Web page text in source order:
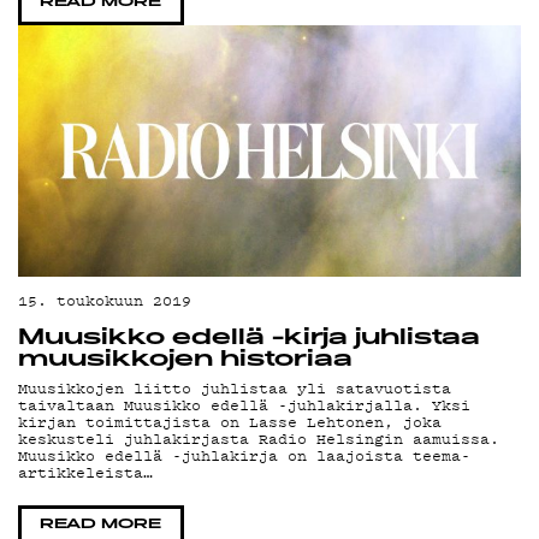
READ MORE
15. toukokuun 2019
Muusikko edellä -kirja juhlistaa
muusikkojen historiaa
Muusikkojen liitto juhlistaa yli satavuotista
taivaltaan Muusikko edellä -juhlakirjalla. Yksi
kirjan toimittajista on Lasse Lehtonen, joka
keskusteli juhlakirjasta Radio Helsingin aamuissa.
Muusikko edellä -juhlakirja on laajoista teema-
artikkeleista…
READ MORE